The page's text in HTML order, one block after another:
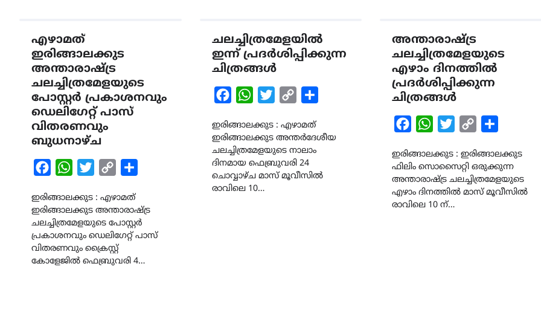
എഴാമത്
ഇരിങ്ങാലക്കുട
അന്താരാഷ്ട്ര
ചലച്ചിത്രമേളയുടെ
പോസ്റ്റർ പ്രകാശനവും
ഡെലിഗേറ്റ് പാസ്
വിതരണവും
ബുധനാഴ്ച
FacebookWhatsAppTwitterCopy
ഇരിങ്ങാലക്കുട : എഴാമത്
ഇരിങ്ങാലക്കുട അന്താരാഷ്ട്ര
ചലച്ചിത്രമേളയുടെ പോസ്റ്റർ
പ്രകാശനവും ഡെലിഗേറ്റ് പാസ്
വിതരണവും ക്രൈസ്റ്റ്
കോളേജിൽ ഫെബ്രുവരി 4…
ചലച്ചിത്രമേളയിൽ
ഇന്ന് പ്രദർശിപ്പിക്കുന്ന
ചിത്രങ്ങൾ
FacebookWhatsAppTwitterCopy
ഇരിങ്ങാലക്കുട : എഴാമത്
ഇരിങ്ങാലക്കുട അന്തർദേശീയ
ചലച്ചിത്രമേളയുടെ നാലാം
ദിനമായ ഫെബ്രുവരി 24
ചൊവ്വാഴ്ച മാസ് മൂവീസിൽ
രാവിലെ 10…
അന്താരാഷ്ട്ര
ചലച്ചിത്രമേളയുടെ
എഴാം ദിനത്തിൽ
പ്രദർശിപ്പിക്കുന്ന
ചിത്രങ്ങൾ
FacebookWhatsAppTwitterCopy
ഇരിങ്ങാലക്കുട : ഇരിങ്ങാലക്കുട
ഫിലിം സൊസൈറ്റി ഒരുക്കുന്ന
അന്താരാഷ്ട്ര ചലച്ചിത്രമേളയുടെ
എഴാം ദിനത്തിൽ മാസ് മൂവീസിൽ
രാവിലെ 10 ന്…
CAMPUS LATEST
കോമേഴ്‌സ്
തുടക്കമായി
August 6, 2026